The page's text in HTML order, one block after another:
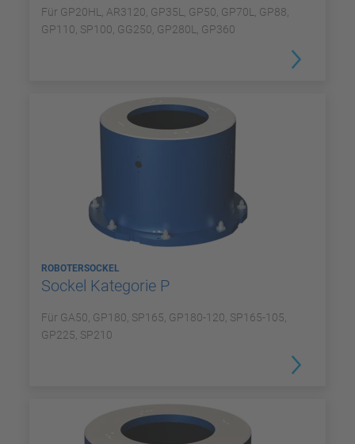
Für GP20HL, AR3120, GP35L, GP50, GP70L, GP88,
GP110, SP100, GG250, GP280L, GP360
ROBOTERSOCKEL
Sockel Kategorie P
Für GA50, GP180, SP165, GP180-120, SP165-105,
GP225, SP210